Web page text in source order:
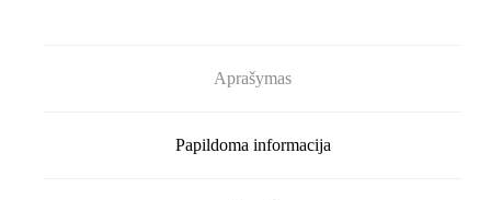
Aprašymas
Papildoma informacija